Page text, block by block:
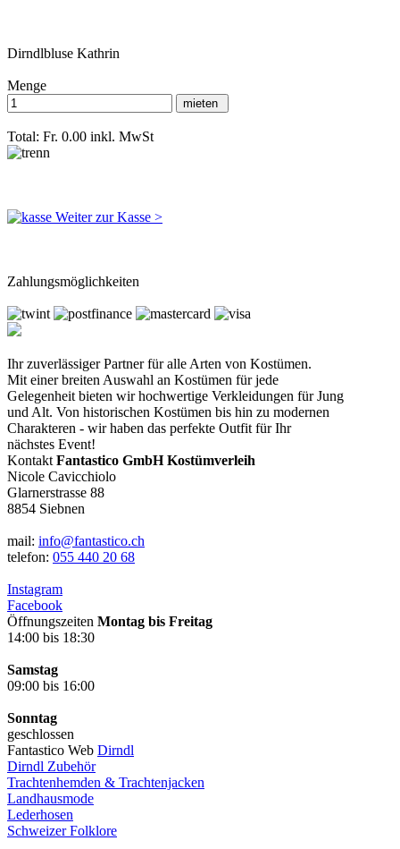
Dirndlbluse Kathrin
Menge
Total: Fr. 0.00 inkl. MwSt
Weiter zur Kasse >
Zahlungsmöglichkeiten
Ihr zuverlässiger Partner für alle Arten von Kostümen.
Mit einer breiten Auswahl an Kostümen für jede
Gelegenheit bieten wir hochwertige Verkleidungen für Jung
und Alt. Von historischen Kostümen bis hin zu modernen
Charakteren - wir haben das perfekte Outfit für Ihr
nächstes Event!
Kontakt Fantastico GmbH Kostümverleih
Nicole Cavicchiolo
Glarnerstrasse 88
8854 Siebnen
mail: info@fantastico.ch
telefon: 055 440 20 68
Instagram
Facebook
Öffnungszeiten Montag bis Freitag
14:00 bis 18:30
Samstag
09:00 bis 16:00
Sonntag
geschlossen
Fantastico Web Dirndl
Dirndl Zubehör
Trachtenhemden & Trachtenjacken
Landhausmode
Lederhosen
Schweizer Folklore